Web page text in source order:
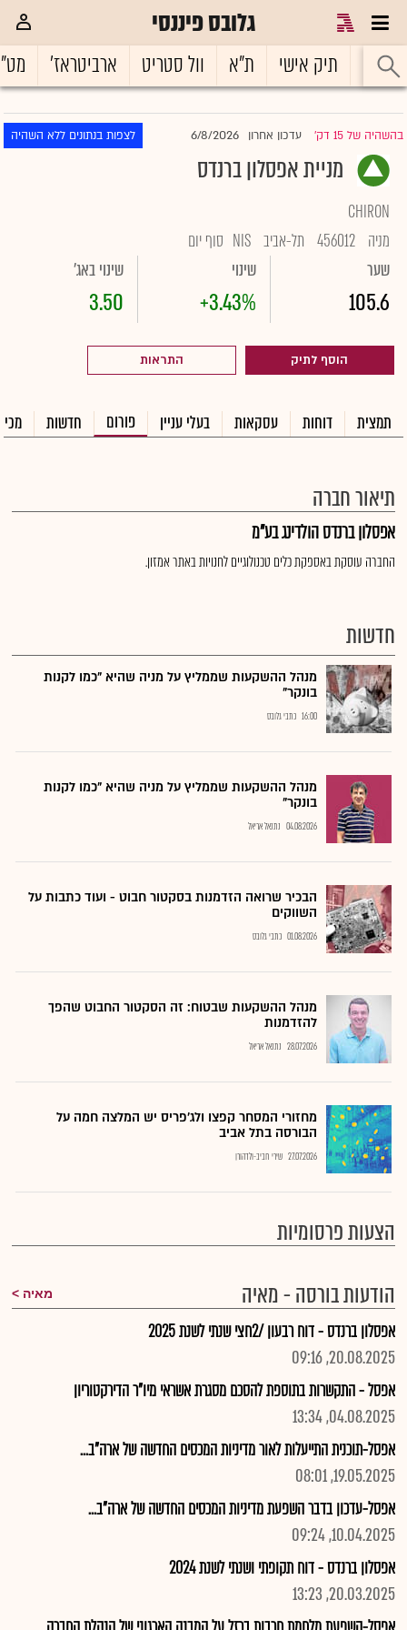
גלובס פיננסי
ראשי תיק אישי ת"א וול סטריט ארביטראז'
בהשהיה של 15 דק' |עדכון אחרון 6/8/2026 לצפות בנתונים ללא השהיה
מניית אפסלון ברנדס
CHIRON
מניה 456012 תל-אביב NIS סוף יום
שער
105.6
שינוי
+3.43%
שינוי באג'
3.50
הוסף לתיק התראות
תמצית דוחות עסקאות בעלי עניין פורום חדשות
תיאור חברה
אפסלון ברנדס הולדינג בע"מ
החברה עוסקת באספקת כלים טכנולוגיים לחנויות באתר אמזון.
חדשות
מנהל ההשקעות שממליץ על מניה שהיא "כמו לקנות
בונקר"
16:00 כתבי גלובס
מנהל ההשקעות שממליץ על מניה שהיא "כמו לקנות
בונקר"
04.08.2026 נתנאל אריאל
הבכיר שרואה הזדמנות בסקטור חבוט - ועוד כתבות על
השווקים
01.08.2026 כתבי גלובס
מנהל ההשקעות שבטוח: זה הסקטור החבוט שהפך
להזדמנות
28.07.2026 נתנאל אריאל
מחזורי המסחר קפצו ולג'פריס יש המלצה חמה על
הבורסה בתל אביב
27.07.2026 שירי חביב-ולדהורן
הצעות פרסומיות
הודעות בורסה - מאיה
מאיה
אפסלון ברנדס - דוח רבעון /2חצי שנתי לשנת 2025
20.08.2025, 09:16
אפסל - התקשרות בתוספת להסכם מסגרת אשראי מיו"ר הדירקטוריון
04.08.2025, 13:34
אפסל-תוכנית התייעלות לאור מדיניות המכסים החדשה של ארה"ב...
19.05.2025, 08:01
אפסל-עדכון בדבר השפעת מדיניות המכסים החדשה של ארה"ב...
10.04.2025, 09:24
אפסלון ברנדס - דוח תקופתי ושנתי לשנת 2024
20.03.2025, 13:23